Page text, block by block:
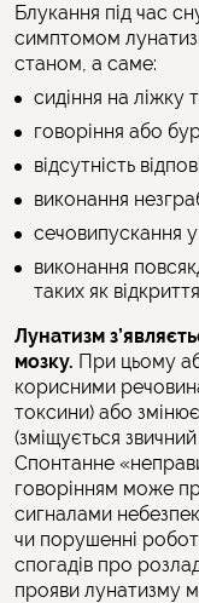
Блукання під час
симптомом
станом, а саме:
сидіння на ліжку
говоріння або
відсутність
виконання
сечовипускання у
виконання
таких як
Лунатизм
мозку. При цьому
корисними
токсини) або
(зміщується
Спонтанне
говорінням може
сигналами
чи порушенні
спогадів про
прояви лунатизму